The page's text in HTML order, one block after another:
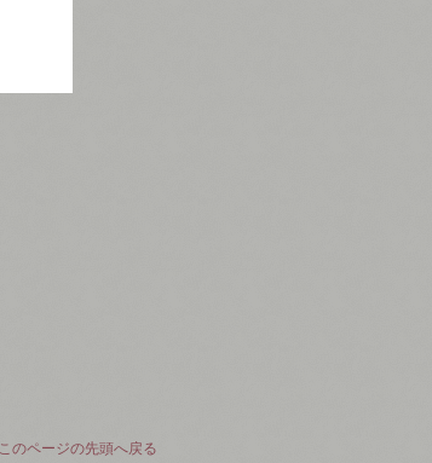
このページの先頭へ戻る